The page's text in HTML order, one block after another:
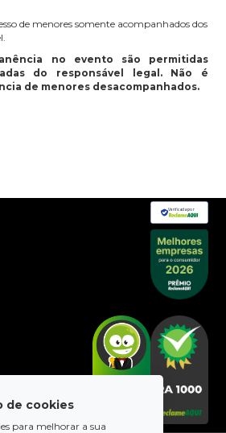
de cookies
para melhorar a sua
de menores somente acompanhados dos
no evento são permitidas
do responsável legal. Não é
de menores desacompanhados.
Verificada por